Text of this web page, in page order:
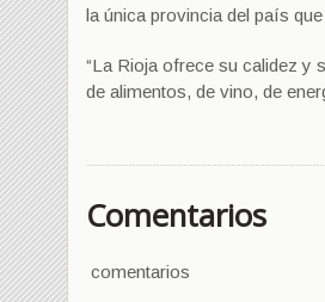
la única provincia del país
“La Rioja ofrece su calidez y
de alimentos, de vino, de
Comentarios
comentarios